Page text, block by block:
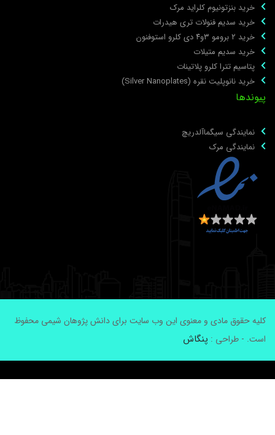
خرید بنزتونیوم کلراید مرک
خرید سدیم فنولات تری هیدرات
خرید ۲ برومو ۳و۴ دی‌ کلرو استوفنون
خرید سدیم متیلات
پتاسیم تترا کلرو پلاتینات
خرید نانوپلیت نقره (Silver Nanoplates)
نمایندگی سیگماآلدریچ
نمایندگی مرک
حقوق مادی و معنوی این وب سایت برای دانش پژوهان شیمی محفوظ
- طراحی :پنگاش